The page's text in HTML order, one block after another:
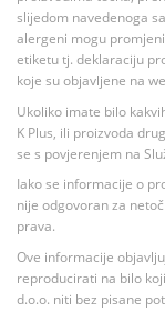
slijedom navedenoga
alergeni mogu
etiketu tj. deklaraciju
koje su objavljene na
Ukoliko imate bilo
K Plus, ili proizvoda
se s povjerenjem na
Iako se informacije o
nije odgovoran za
prava.
Ove informacije
reproducirati na bilo
d.o.o. niti bez pisane